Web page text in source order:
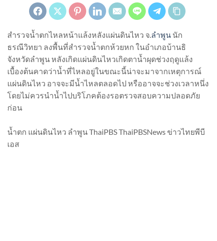
สำรวจน้ำตกไหลหน้าแล้งหลังแผ่นดินไหว จ.ลำพูน นัก
ธรณีวิทยา ลงพื้นที่สำรวจน้ำตกห้วยหก ในอำเภอบ้านธิ
จังหวัดลำพูน หลังเกิดแผ่นดินไหวเกิดตาน้ำผุดช่วงฤดูแล้ง
เบื้องต้นคาดว่าน้ำที่ไหลอยู่ในขณะนี้น่าจะมาจากเหตุการณ์
แผ่นดินไหว อาจจะมีน้ำไหลตลอดไป หรืออาจจะช่วงเวลาหนึ่ง
โดยไม่ควรนำน้ำไปบริโภคต้องรอตรวจสอบความปลอดภัย
ก่อน
น้ำตก แผ่นดินไหว ลำพูน ThaiPBS ThaiPBSNews ข่าวไทยพีบี
เอส